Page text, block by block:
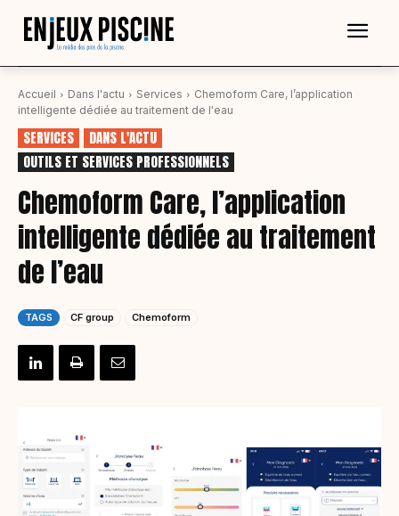
Accueil Dans l'actu Services
Chemoform Care, l’application
intelligente dédiée au traitement de l'eau
SERVICES
DANS L'ACTU
OUTILS ET SERVICES PROFESSIONNELS
Chemoform Care, l’application
intelligente dédiée au traitement
de l’eau
TAGS CF group Chemoform